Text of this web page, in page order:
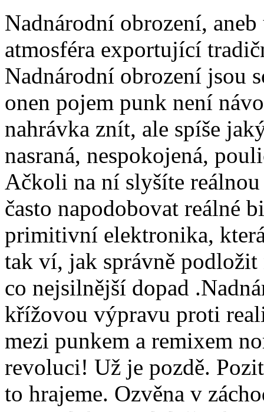
Nadnárodní obrození,
atmosféra exportující
Nadnárodní obrození jsou
onen pojem punk není
nahrávka znít, ale spíše
nasraná, nespokojená,
Ačkoli na ní slyšíte reálnou
často napodobovat reálné
primitivní elektronika,
tak ví, jak správně
co nejsilnější dopad
křížovou výpravu proti
mezi punkem a remixem
revoluci! Už je pozdě.
to hrajeme. Ozvěna v